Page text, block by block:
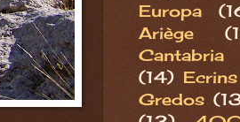
Europa
Ariège
Cantabria
(14) Ecrins
Gredos